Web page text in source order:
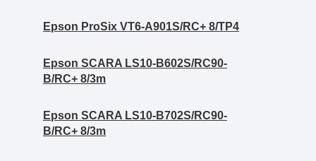
Epson ProSix VT6-A901S/RC+ 8/TP4
Epson SCARA LS10-B602S/RC90-
B/RC+ 8/3m
Epson SCARA LS10-B702S/RC90-
B/RC+ 8/3m